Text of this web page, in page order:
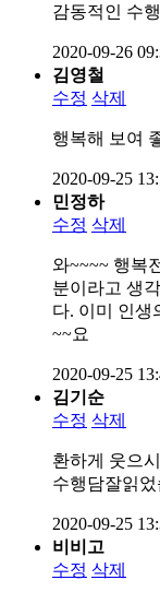
감동적인 수
2020-09-26
김영철
수정 삭제
행복해 보여
2020-09-25
민정하
수정 삭제
와~~~~ 행복
분이라고 생
다. 이미 인생
~~요
2020-09-25
김기순
수정 삭제
환하게 웃으
수행담잘읽
2020-09-25
비비고
수정 삭제